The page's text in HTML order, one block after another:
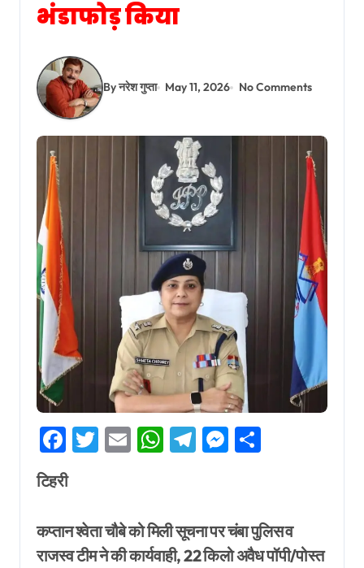
भंडाफोड़ किया
By नरेश गुप्ता May 11, 2026 No Comments
Facebook
Twitter
EmailWhatsApp
Telegram
Messenger
टिहरी
कप्तान श्वेता चौबे को मिली सूचना पर चंबा पुलिस व
राजस्व टीम ने की कार्यवाही, 22 किलो अवैध पॉपी/पोस्त